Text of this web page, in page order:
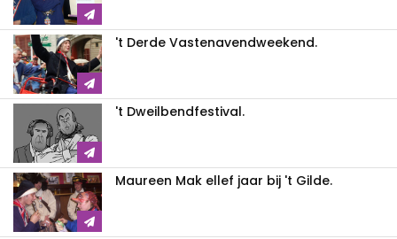
't Derde Vastenavendweekend.
't Dweilbendfestival.
Maureen Mak ellef jaar bij 't Gilde.